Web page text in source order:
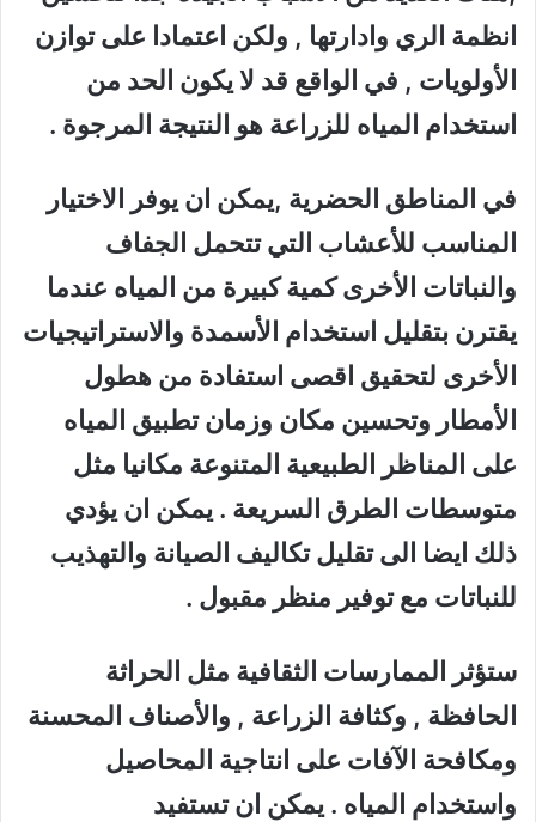
انظمة الري وادارتها , ولكن اعتمادا على توازن
الأولويات , في الواقع قد لا يكون الحد من
استخدام المياه للزراعة هو النتيجة المرجوة .
في المناطق الحضرية ,يمكن ان يوفر الاختيار
المناسب للأعشاب التي تتحمل الجفاف
والنباتات الأخرى كمية كبيرة من المياه عندما
يقترن بتقليل استخدام الأسمدة والاستراتيجيات
الأخرى لتحقيق اقصى استفادة من هطول
الأمطار وتحسين مكان وزمان تطبيق المياه
على المناظر الطبيعية المتنوعة مكانيا مثل
متوسطات الطرق السريعة . يمكن ان يؤدي
ذلك ايضا الى تقليل تكاليف الصيانة والتهذيب
للنباتات مع توفير منظر مقبول .
ستؤثر الممارسات الثقافية مثل الحراثة
الحافظة , وكثافة الزراعة , والأصناف المحسنة
ومكافحة الآفات على انتاجية المحاصيل
واستخدام المياه . يمكن ان تستفيد